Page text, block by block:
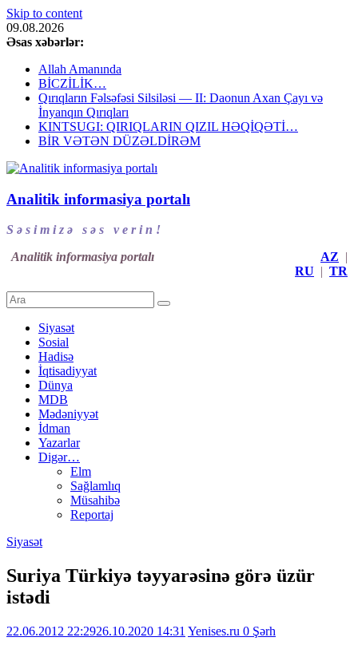
Skip to content
09.08.2026
Əsas xəbərlər:
Allah Amanında
BİCZİLİK…
Qırıqların Fəlsəfəsi Silsiləsi — II: Daonun Axan Çayı və
İnyanqın Qırıqları
KINTSUGI: QIRIQLARIN QIZIL HƏQİQƏTİ…
BİR VƏTƏN DÜZƏLDİRƏM
Analitik informasiya portalı
S ə s i m i z ə s ə s v e r i n !
Analitik informasiya portalı
AZ |
RU | TR
Siyasət
Sosial
Hadisə
İqtisadiyyat
Dünya
MDB
Mədəniyyət
İdman
Yazarlar
Digər…
Elm
Sağlamlıq
Müsahibə
Reportaj
Siyasət
Suriya Türkiyə təyyarəsinə görə üzür
istədi
22.06.2012 22:2926.10.2020 14:31 Yenises.ru 0 Şərh